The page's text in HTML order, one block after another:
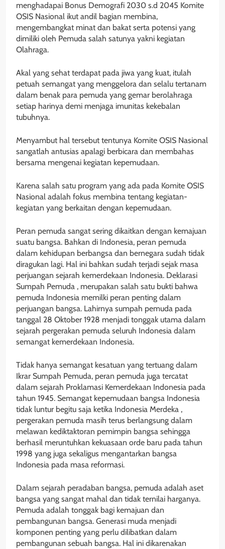
menghadapai Bonus Demografi 2030 s.d 2045 Komite
OSIS Nasional ikut andil bagian membina,
mengembangkat minat dan bakat serta potensi yang
dimiliki oleh Pemuda salah satunya yakni kegiatan
Olahraga.
Akal yang sehat terdapat pada jiwa yang kuat, itulah
petuah semangat yang menggelora dan selalu tertanam
dalam benak para pemuda yang gemar berolahraga
setiap harinya demi menjaga imunitas kekebalan
tubuhnya.
Menyambut hal tersebut tentunya Komite OSIS Nasional
sangatlah antusias apalagi berbicara dan membahas
bersama mengenai kegiatan kepemudaan.
Karena salah satu program yang ada pada Komite OSIS
Nasional adalah fokus membina tentang kegiatan-
kegiatan yang berkaitan dengan kepemudaan.
Peran pemuda sangat sering dikaitkan dengan kemajuan
suatu bangsa. Bahkan di Indonesia, peran pemuda
dalam kehidupan berbangsa dan bernegara sudah tidak
diragukan lagi. Hal ini bahkan sudah terjadi sejak masa
perjuangan sejarah kemerdekaan Indonesia. Deklarasi
Sumpah Pemuda , merupakan salah satu bukti bahwa
pemuda Indonesia memilki peran penting dalam
perjuangan bangsa. Lahirnya sumpah pemuda pada
tanggal 28 Oktober 1928 menjadi tonggak utama dalam
sejarah pergerakan pemuda seluruh Indonesia dalam
semangat kemerdekaan Indonesia.
Tidak hanya semangat kesatuan yang tertuang dalam
Ikrar Sumpah Pemuda, peran pemuda juga tercatat
dalam sejarah Proklamasi Kemerdekaan Indonesia pada
tahun 1945. Semangat kepemudaan bangsa Indonesia
tidak luntur begitu saja ketika Indonesia Merdeka ,
pergerakan pemuda masih terus berlangsung dalam
melawan kediktaktoran pemimpin bangsa sehingga
berhasil meruntuhkan kekuasaan orde baru pada tahun
1998 yang juga sekaligus mengantarkan bangsa
Indonesia pada masa reformasi.
Dalam sejarah peradaban bangsa, pemuda adalah aset
bangsa yang sangat mahal dan tidak ternilai harganya.
Pemuda adalah tonggak bagi kemajuan dan
pembangunan bangsa. Generasi muda menjadi
komponen penting yang perlu dilibatkan dalam
pembangunan sebuah bangsa. Hal ini dikarenakan